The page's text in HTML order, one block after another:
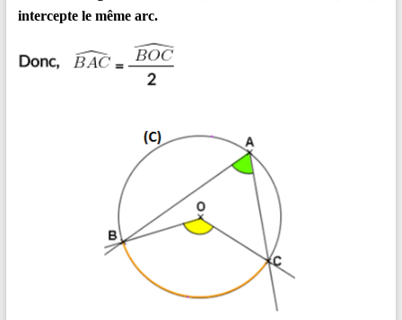
intercepte le même arc.